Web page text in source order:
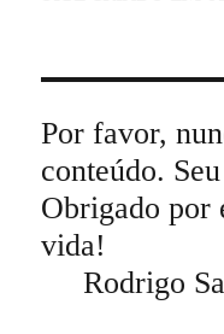
Por favor,
conteúdo.
Obrigado por
Rodrigo